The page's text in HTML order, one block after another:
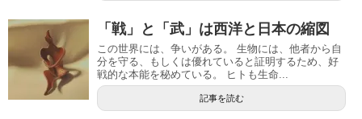
「戦」と「武」は西洋と日本の縮図
この世界には、争いがある。 生物には、他者から自
分を守る、もしくは優れていると証明するため、好
戦的な本能を秘めている。 ヒトも生命...
記事を読む